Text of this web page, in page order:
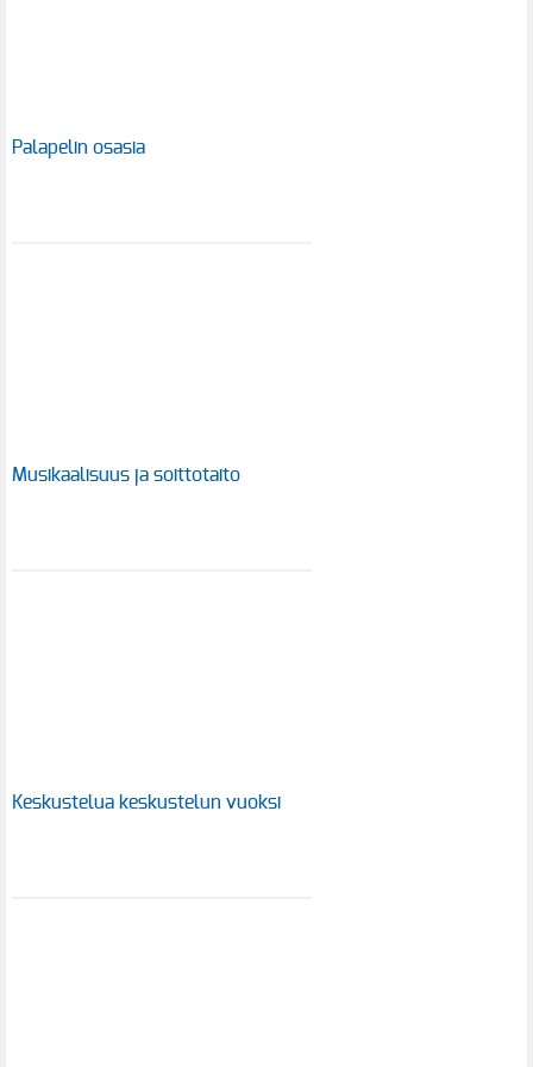
Palapelin osasia
Musikaalisuus ja soittotaito
Keskustelua keskustelun vuoksi